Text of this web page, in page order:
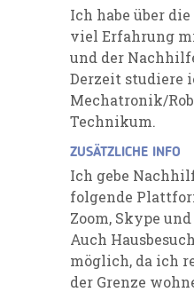
Ich habe über
viel Erfahrung
und der
Derzeit studiere
Mechatronik/
Technikum.
ZUSÄTZLICHE INFO
Ich gebe
folgende
Zoom, Skype
Auch
möglich, da ich
der Grenze